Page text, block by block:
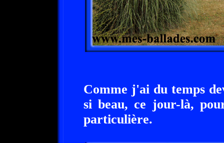
Comme j'ai du temps
si beau, ce jour-là,
particulière.